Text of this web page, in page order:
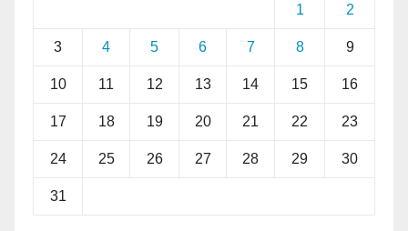
1 2
3 4 5 6 7 8 9
10 11 12 13 14 15 16
17 18 19 20 21 22 23
24 25 26 27 28 29 30
31